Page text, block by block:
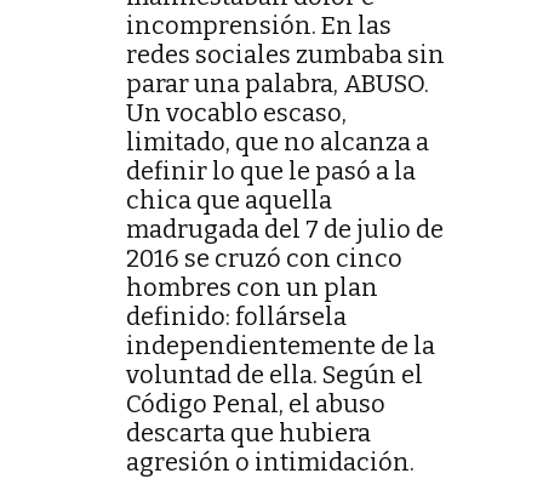
incomprensión. En las
redes sociales zumbaba sin
parar una palabra, ABUSO.
Un vocablo escaso,
limitado, que no alcanza a
definir lo que le pasó a la
chica que aquella
madrugada del 7 de julio de
2016 se cruzó con cinco
hombres con un plan
definido: follársela
independientemente de la
voluntad de ella. Según el
Código Penal, el abuso
descarta que hubiera
agresión o intimidación.